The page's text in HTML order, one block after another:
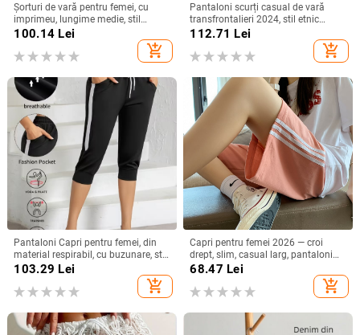
Șorturi de vară pentru femei, cu
imprimeu, lungime medie, stil
casual european-american, fără
100.14 Lei
add_shopping_cart
Pantaloni scurți casual de vară
transfrontalieri 2024, stil etnic
Amazon, cu dungi contrastante,
112.71 Lei
add_shopping_cart
Pantaloni Capri pentru femei, din
material respirabil, cu buzunare, stil
casual‑sport, lungime Capri, croială
103.29 Lei
add_shopping_cart
Capri pentru femei 2026 — croi
drept, slim, casual larg, pantaloni
sport de vară
68.47 Lei
add_shopping_cart